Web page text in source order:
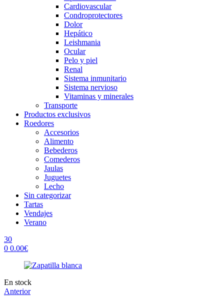
Cardiovascular
Condroprotectores
Dolor
Hepático
Leishmania
Ocular
Pelo y piel
Renal
Sistema inmunitario
Sistema nervioso
Vitaminas y minerales
Transporte
Productos exclusivos
Roedores
Accesorios
Alimento
Bebederos
Comederos
Jaulas
Juguetes
Lecho
Sin categorizar
Tartas
Vendajes
Verano
30
0 0.00€
Availability:
En stock
Anterior